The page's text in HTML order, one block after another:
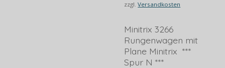
zzgl.Versandkosten
Minitrix 3266
Rungenwagen mit
Plane Minitrix ***
Spur N ***